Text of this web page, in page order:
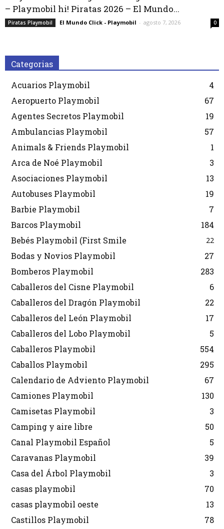
– Playmobil hi! Piratas 2026 – El Mundo...
Piratas Playmobil El Mundo Click - Playmobil - agosto 7, 2026 0
Categorias
Acuarios Playmobil
4
Aeropuerto Playmobil
67
Agentes Secretos Playmobil
19
Ambulancias Playmobil
57
Animals & Friends Playmobil
1
Arca de Noé Playmobil
3
Asociaciones Playmobil
13
Autobuses Playmobil
19
Barbie Playmobil
7
Barcos Playmobil
184
Bebés Playmobil (First Smile
22
Bodas y Novios Playmobil
27
Bomberos Playmobil
283
Caballeros del Cisne Playmobil
6
Caballeros del Dragón Playmobil
22
Caballeros del León Playmobil
17
Caballeros del Lobo Playmobil
5
Caballeros Playmobil
554
Caballos Playmobil
295
Calendario de Adviento Playmobil
67
Camiones Playmobil
130
Camisetas Playmobil
3
Camping y aire libre
50
Canal Playmobil Español
5
Caravanas Playmobil
39
Casa del Árbol Playmobil
3
casas playmobil
70
casas playmobil oeste
13
Castillos Playmobil
78